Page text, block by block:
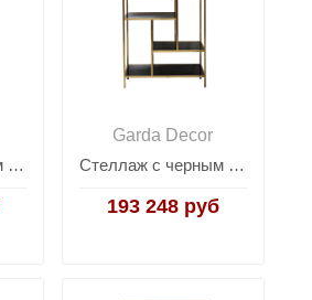
Стеллаж с черным стеклом 13RXSH3052-SILVER
Garda Decor
Стеллаж с черным стеклом (золотой) 46AS-SH1537-GOLD
193 248 руб